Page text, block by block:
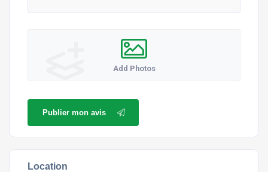
Add Photos
Publier mon avis
Location